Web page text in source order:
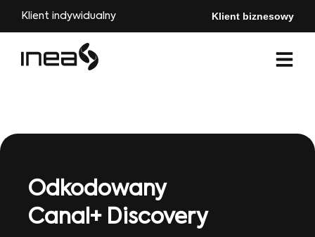
Klient indywidualny Klient biznesowy
Odkodowany
Canal+ Discovery